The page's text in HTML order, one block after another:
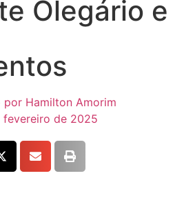
Olegário e
por Hamilton Amorim
fevereiro de 2025